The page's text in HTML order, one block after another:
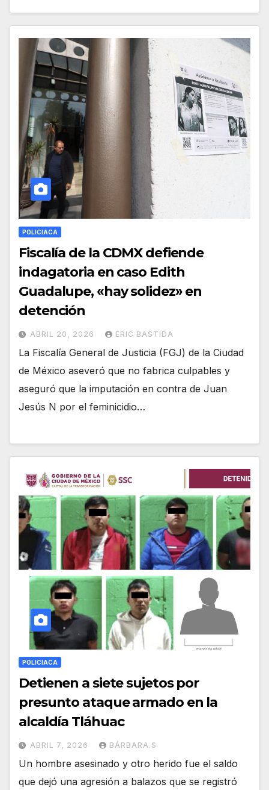
POLICIACA
Fiscalía de la CDMX defiende
indagatoria en caso Edith
Guadalupe, «hay solidez» en
detención
ABRIL 20, 2026 ERIC BASTIDA
La Fiscalía General de Justicia (FGJ) de la Ciudad
de México aseveró que no fabrica culpables y
aseguró que la imputación en contra de Juan
Jesús N por el feminicidio…
POLICIACA
Detienen a siete sujetos por
presunto ataque armado en la
alcaldía Tláhuac
ABRIL 7, 2026 BÁRBARA.S
Un hombre asesinado y otro herido fue el saldo
que dejó una agresión a balazos que se registró